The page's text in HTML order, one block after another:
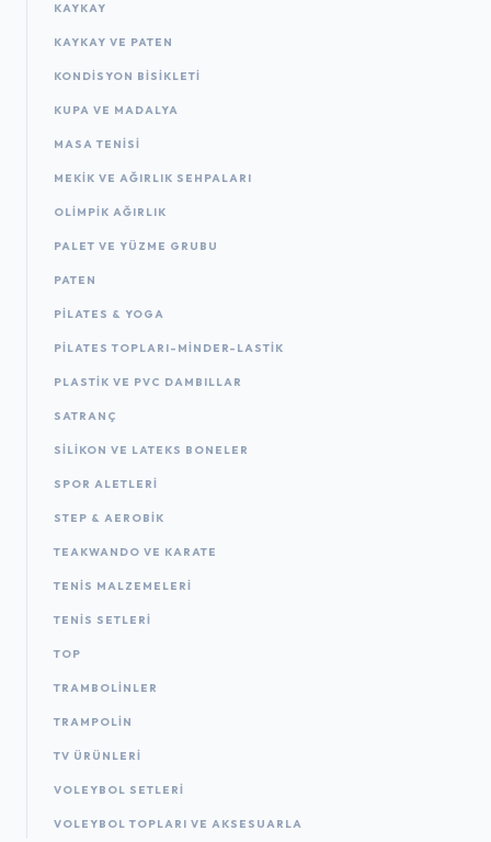
KAYKAY
KAYKAY VE PATEN
KONDISYON BISIKLETI
KUPA VE MADALYA
MASA TENISI
MEKIK VE AĞIRLIK SEHPALARI
OLIMPIK AĞIRLIK
PALET VE YÜZME GRUBU
PATEN
PILATES & YOGA
PILATES TOPLARI-MINDER-LASTIK
PLASTIK VE PVC DAMBILLAR
SATRANÇ
SILIKON VE LATEKS BONELER
SPOR ALETLERI
STEP & AEROBIK
TEAKWANDO VE KARATE
TENIS MALZEMELERI
TENIS SETLERI
TOP
TRAMBOLINLER
TRAMPOLIN
TV ÜRÜNLERI
VOLEYBOL SETLERI
VOLEYBOL TOPLARI VE AKSESUARLA